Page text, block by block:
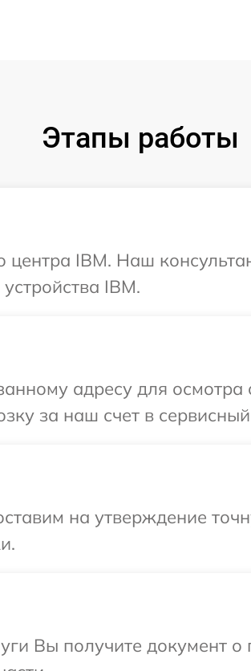
Этапы работы
центра IBM. Наш
IBM.
адресу для
за наш счет в
на утверждение
Вы получите документ